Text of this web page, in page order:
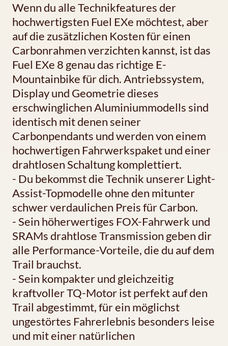
Wenn du alle Technikfeatures der
hochwertigsten Fuel EXe möchtest, aber
auf die zusätzlichen Kosten für einen
Carbonrahmen verzichten kannst, ist das
Fuel EXe 8 genau das richtige E-
Mountainbike für dich. Antriebssystem,
Display und Geometrie dieses
erschwinglichen Aluminiummodells sind
identisch mit denen seiner
Carbonpendants und werden von einem
hochwertigen Fahrwerkspaket und einer
drahtlosen Schaltung komplettiert.
- Du bekommst die Technik unserer Light-
Assist-Topmodelle ohne den mitunter
schwer verdaulichen Preis für Carbon.
- Sein höherwertiges FOX-Fahrwerk und
SRAMs drahtlose Transmission geben dir
alle Performance-Vorteile, die du auf dem
Trail brauchst.
- Sein kompakter und gleichzeitig
kraftvoller TQ-Motor ist perfekt auf den
Trail abgestimmt, für ein möglichst
ungestörtes Fahrerlebnis besonders leise
und mit einer natürlichen